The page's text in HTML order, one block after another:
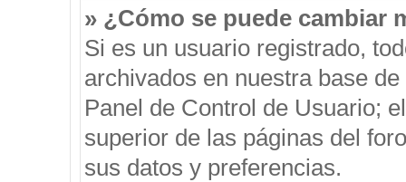
» ¿Cómo se puede cambiar
Si es un usuario registrado,
archivados en nuestra base
Panel de Control de Usuario;
superior de las páginas del
sus datos y preferencias.